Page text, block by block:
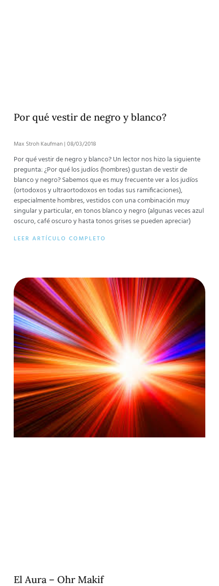
Por qué vestir de negro y blanco?
Max Stroh Kaufman 08/03/2018
Por qué vestir de negro y blanco? Un lector nos hizo la siguiente
pregunta: ¿Por qué los judíos (hombres) gustan de vestir de
blanco y negro? Sabemos que es muy frecuente ver a los judíos
(ortodoxos y ultraortodoxos en todas sus ramificaciones),
especialmente hombres, vestidos con una combinación muy
singular y particular, en tonos blanco y negro (algunas veces azul
oscuro, café oscuro y hasta tonos grises se pueden apreciar)
LEER ARTÍCULO COMPLETO
El Aura – Ohr Makif